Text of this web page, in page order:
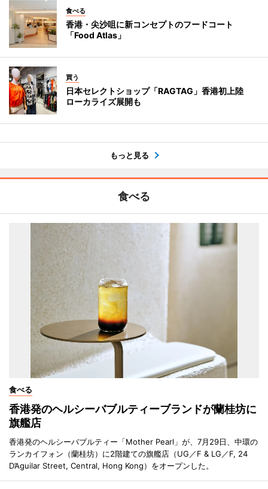
食べる
香港・尖沙咀に新コンセプトのフードコート
「Food Atlas」
買う
日本セレクトショップ「RAGTAG」香港初上陸
ローカライズ展開も
もっと見る
食べる
食べる
香港発のヘルシーバブルティーブランドが蘭桂坊に
旗艦店
香港発のヘルシーバブルティー「Mother Pearl」が、7月29日、中環の
ランカイフォン（蘭桂坊）に2階建ての旗艦店（UG／F & LG／F, 24
D’Aguilar Street, Central, Hong Kong）をオープンした。